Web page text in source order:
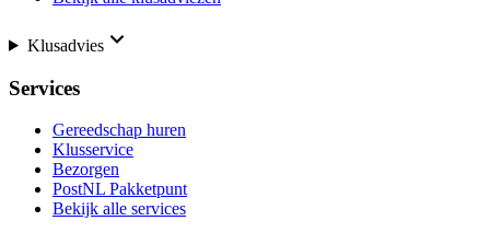
Klusadvies
Services
Gereedschap huren
Klusservice
Bezorgen
PostNL Pakketpunt
Bekijk alle services